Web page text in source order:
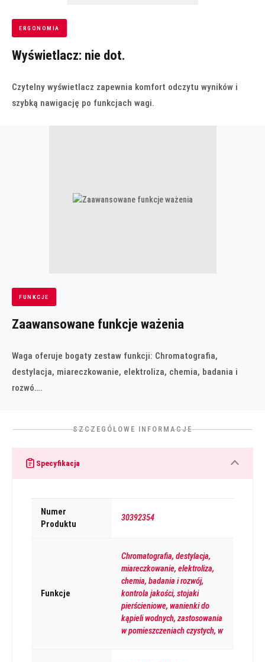
ERGONOMIA
Wyświetlacz: nie dot.
Czytelny wyświetlacz zapewnia komfort odczytu wyników i
szybką nawigację po funkcjach wagi.
FUNKCJE
Zaawansowane funkcje ważenia
Waga oferuje bogaty zestaw funkcji: Chromatografia,
destylacja, miareczkowanie, elektroliza, chemia, badania i
rozwó….
SZCZEGÓŁOWE INFORMACJE
Specyfikacja
Numer
Produktu
30392354
Funkcje
Chromatografia, destylacja,
miareczkowanie, elektroliza,
chemia, badania i rozwój,
kontrola jakości, stojaki
pierścieniowe, wanienki do
kąpieli wodnych, zastosowania
w pomieszczeniach czystych, w